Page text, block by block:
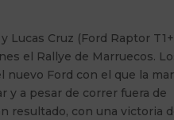
Lucas Cruz (Ford Raptor
el Rallye de Marruecos.
Ford con el que la
y a pesar de correr fuera de
resultado, con una victoria